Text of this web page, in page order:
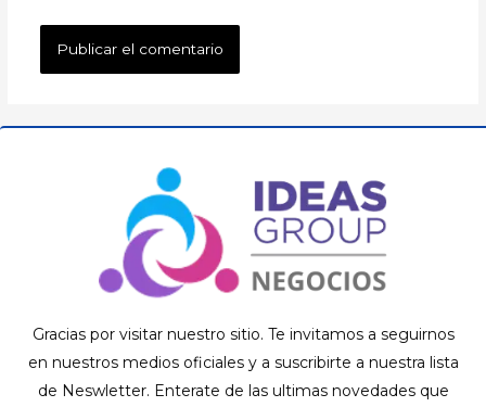
Gracias por visitar nuestro sitio. Te invitamos a seguirnos
en nuestros medios oficiales y a suscribirte a nuestra lista
de Neswletter. Enterate de las ultimas novedades que